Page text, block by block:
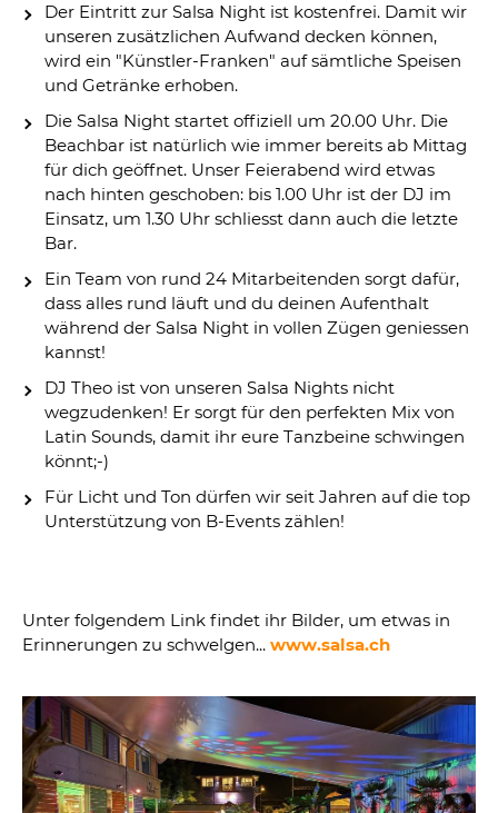
Der Eintritt zur Salsa Night ist kostenfrei. Damit wir
unseren zusätzlichen Aufwand decken können,
wird ein "Künstler-Franken" auf sämtliche Speisen
und Getränke erhoben.
Die Salsa Night startet offiziell um 20.00 Uhr. Die
Beachbar ist natürlich wie immer bereits ab Mittag
für dich geöffnet. Unser Feierabend wird etwas
nach hinten geschoben: bis 1.00 Uhr ist der DJ im
Einsatz, um 1.30 Uhr schliesst dann auch die letzte
Bar.
Ein Team von rund 24 Mitarbeitenden sorgt dafür,
dass alles rund läuft und du deinen Aufenthalt
während der Salsa Night in vollen Zügen geniessen
kannst!
DJ Theo ist von unseren Salsa Nights nicht
wegzudenken! Er sorgt für den perfekten Mix von
Latin Sounds, damit ihr eure Tanzbeine schwingen
könnt;-)
Für Licht und Ton dürfen wir seit Jahren auf die top
Unterstützung von B-Events zählen!
Unter folgendem Link findet ihr Bilder, um etwas in
Erinnerungen zu schwelgen... www.salsa.ch